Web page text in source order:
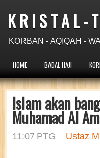
K R I S T A L -
KORBAN - AQIQAH -
HOME BADAL HAJI
Islam akan
Muhamad Al
11:07 PTG Ustaz